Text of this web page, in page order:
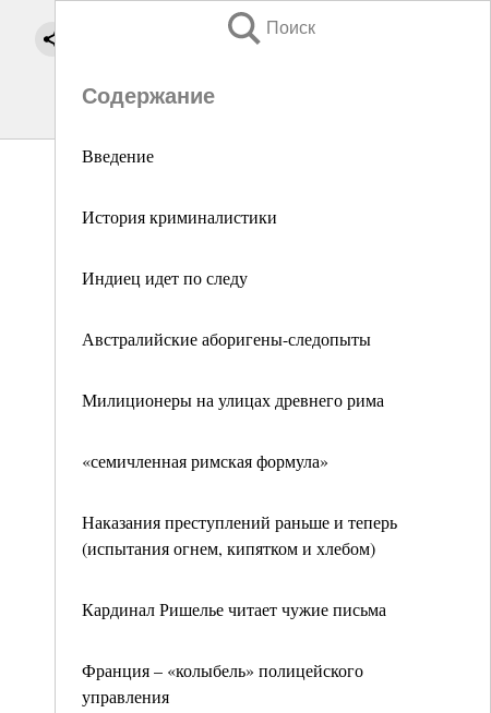
Поиск
Содержание
Введение
История криминалистики
Индиец идет по следу
Австралийские аборигены-следопыты
Милиционеры на улицах древнего рима
«семичленная римская формула»
Наказания преступлений раньше и теперь
(испытания огнем, кипятком и хлебом)
Кардинал Ришелье читает чужие письма
Франция – «колыбель» полицейского
управления